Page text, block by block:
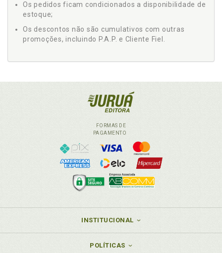
Os pedidos ficam condicionados a disponibilidade de
estoque;
Os descontos não são cumulativos com outras
promoções, incluindo P.A.P. e Cliente Fiel.
FORMAS DE
PAGAMENTO
INSTITUCIONAL
POLÍTICAS